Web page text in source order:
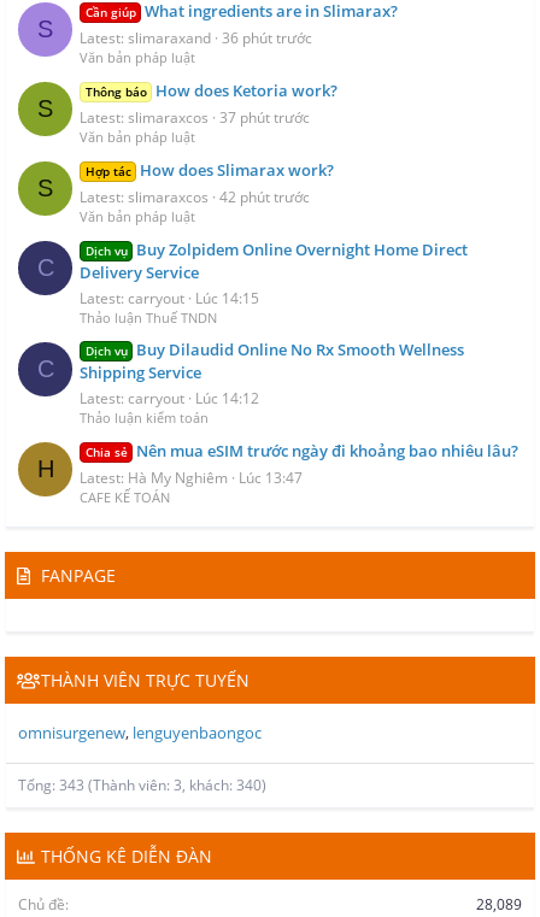
S
Cần giúp What ingredients are in Slimarax?
Latest: slimaraxand 36 phút trước
Văn bản pháp luật
S
Thông báo How does Ketoria work?
Latest: slimaraxcos 37 phút trước
Văn bản pháp luật
S
Hợp tác How does Slimarax work?
Latest: slimaraxcos 42 phút trước
Văn bản pháp luật
C
Dịch vụ Buy Zolpidem Online Overnight Home Direct
Delivery Service
Latest: carryout Lúc 14:15
Thảo luận Thuế TNDN
C
Dịch vụ Buy Dilaudid Online No Rx Smooth Wellness
Shipping Service
Latest: carryout Lúc 14:12
Thảo luận kiểm toán
H
Chia sẻ Nên mua eSIM trước ngày đi khoảng bao nhiêu lâu?
Latest: Hà My Nghiêm Lúc 13:47
CAFE KẾ TOÁN
FANPAGE
THÀNH VIÊN TRỰC TUYẾN
omnisurgenew lenguyenbaongoc
Tổng: 343 (Thành viên: 3, khách: 340)
THỐNG KÊ DIỄN ĐÀN
Chủ đề
28,089